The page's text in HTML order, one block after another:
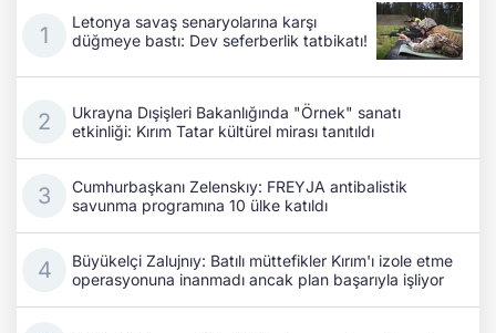
Letonya savaş senaryolarına karşı
düğmeye bastı: Dev seferberlik tatbikatı!
Ukrayna Dışişleri Bakanlığında "Örnek" sanatı
etkinliği: Kırım Tatar kültürel mirası tanıtıldı
Cumhurbaşkanı Zelenskıy: FREYJA antibalistik
savunma programına 10 ülke katıldı
Büyükelçi Zalujnıy: Batılı müttefikler Kırım'ı izole etme
operasyonuna inanmadı ancak plan başarıyla işliyor